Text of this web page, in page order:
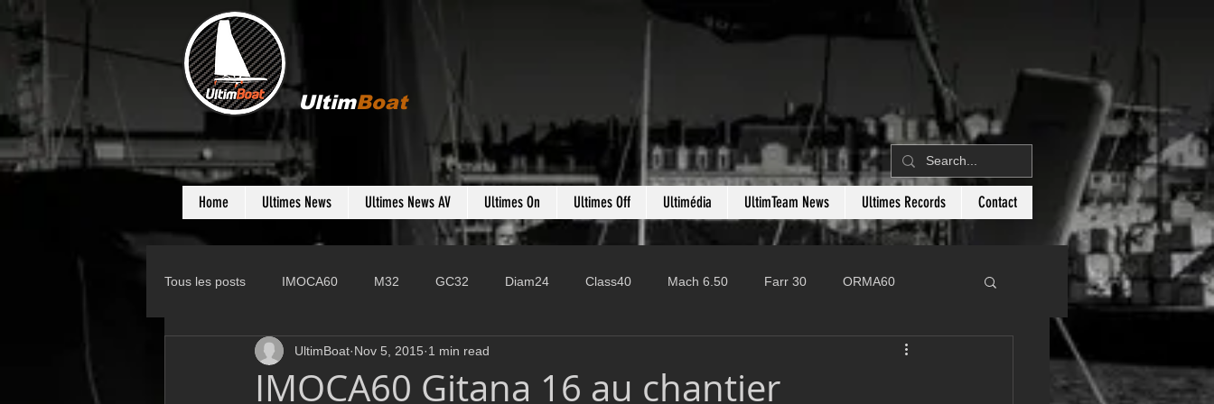
UltimBoat
Home Ultimes News Ultimes News AV Ultimes On Ultimes Off Ultimédia UltimTeam News Ultimes Records Contact
Tous les posts IMOCA60 M32 GC32 Diam24 Class40 Mach 6.50 Farr 30 ORMA60
D35 Farr 280 Fast 40
IMOCA60 Gitana 16 au chantier
UltimBoat Nov 5, 2015 1 min read